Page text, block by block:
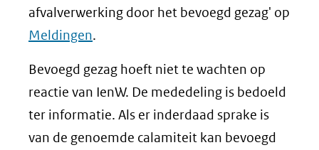
afvalverwerking door het bevoegd gezag' op
Meldingen.
Bevoegd gezag hoeft niet te wachten op
reactie van IenW. De mededeling is bedoeld
ter informatie. Als er inderdaad sprake is
van de genoemde calamiteit kan bevoegd